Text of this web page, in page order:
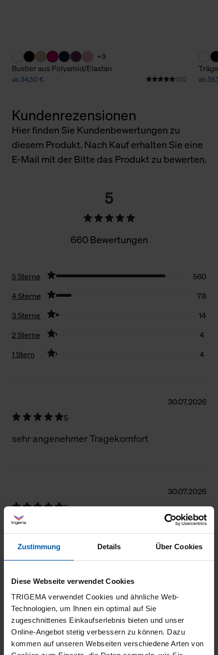
Zustimmung Details Über Cookies
Diese Webseite verwendet Cookies
TRIGEMA verwendet Cookies und ähnliche Web-
Technologien, um Ihnen ein optimal auf Sie
zugeschnittenes Einkaufserlebnis bieten und unser
Online-Angebot stetig verbessern zu können. Dazu
kommen auf unseren Webseiten verschiedene Arten von
+3
Bustier aus Polyamid/Elastan
ab 34,50 € 432 ab
Kundenrezensionen
Hier finden Sie Kundenbewertungen zu
diesem Produkt. Nach Kauf erhalten Sie eine
E-Mail mit der Bitte das Produkt zu bewerten.
5
660 Bewertungen
5 Sterne
560
4 Sterne
78
3 Sterne
14
2 Sterne
4
1 Stern
4
30.07.2026
5
sehr angenehmer Tragekomfort
30.07.2026
5
Das Shirt ist ideal für warme Sommertage
5
Passt - im wahrsten Sinne des Wortes.